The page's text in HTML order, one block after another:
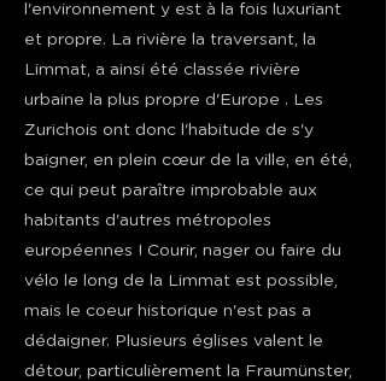
l'environnement y est à la fois luxuriant
et propre. La rivière la traversant, la
Limmat, a ainsi été classée rivière
urbaine la plus propre d'Europe . Les
Zurichois ont donc l'habitude de s'y
baigner, en plein cœur de la ville, en été,
ce qui peut paraître improbable aux
habitants d'autres métropoles
européennes ! Courir, nager ou faire du
vélo le long de la Limmat est possible,
mais le coeur historique n'est pas a
dédaigner. Plusieurs églises valent le
détour, particulièrement la Fraumünster,